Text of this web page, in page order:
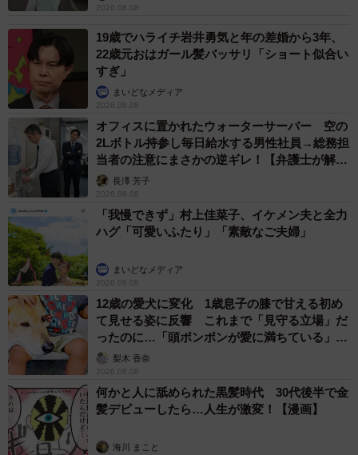
2026.08.08
19歳でハライチ岩井勇気と年の差婚から3年、
22歳元おはガール髪バッサリ「ショート似合い
すぎ」
まいどなメディア
2026.08.08
オフィスに置かれたウォーターサーバー 空の
2Lボトル持参し毎日給水する男性社員→総務担
当者の注意にまさかの逆ギレ！【弁護士が解
説】長澤 芳子
2026.08.08
「我慢できず」村上佳菜子、イケメン夫と全力
ハグ「可愛いふたり」「素敵なご夫婦」
まいどなメディア
2026.08.08
12歳の愛犬に変化 1歳息子の膝で甘える初め
て見せる姿に反響 これまで「見守る立場」だ
ったのに…「頭ポンポンが愛に満ちている」
「尊…」
梨木 香奈
2026.08.08
何かと人に舐められた黒髪時代 30代後半で金
髪デビューしたら…人生が激変！【漫画】
海川 まこと